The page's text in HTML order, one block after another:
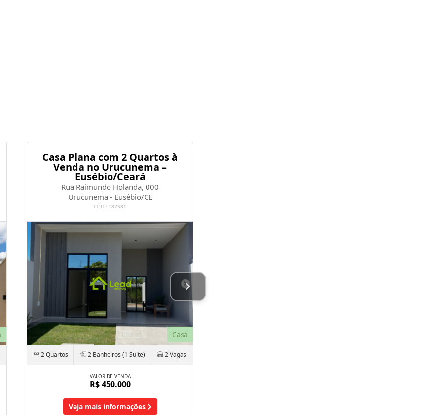
Casa Plana com 2 Quartos à
Venda no Urucunema –
Eusébio/Ceará
Rua Raimundo Holanda, 000
Urucunema - Eusébio/CE
CÓD.: 187581
Casa
2 Quartos 2 Banheiros (1 Suíte) 2 Vagas
VALOR DE VENDA
R$ 450.000
Veja mais informações